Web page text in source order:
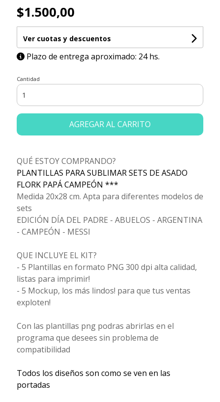
$1.500,00
Ver cuotas y descuentos
Plazo de entrega aproximado: 24 hs.
Cantidad
AGREGAR AL CARRITO
QUÉ ESTOY COMPRANDO?
PLANTILLAS PARA SUBLIMAR SETS DE ASADO
FLORK PAPÁ CAMPEÓN ***
Medida 20x28 cm. Apta para diferentes modelos de
sets
EDICIÓN DÍA DEL PADRE - ABUELOS - ARGENTINA
- CAMPEÓN - MESSI
QUE INCLUYE EL KIT?
- 5 Plantillas en formato PNG 300 dpi alta calidad,
listas para imprimir!
- 5 Mockup, los más lindos! para que tus ventas
exploten!
Con las plantillas png podras abrirlas en el
programa que desees sin problema de
compatibilidad
Todos los diseños son como se ven en las
portadas